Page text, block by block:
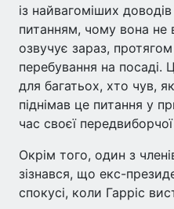
із найвагоміших
питанням, чому вона не
озвучує зараз,
перебування на посаді.
для багатьох, хто чув,
піднімав це питання у
час своєї передвиборчої
Окрім того, один з
зізнався, що екс-
спокусі, коли Гарріс